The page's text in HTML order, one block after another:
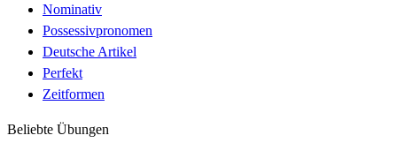
Nominativ
Possessivpronomen
Deutsche Artikel
Perfekt
Zeitformen
Beliebte Übungen